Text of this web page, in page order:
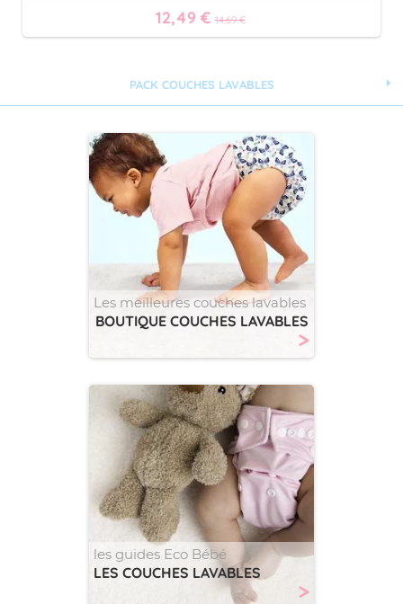
PACK COUCHES LAVABLES
Les meilleures couches lavables
BOUTIQUE COUCHES LAVABLES
>
les guides Eco Bébé
LES COUCHES LAVABLES
>
12,49 €14,69 €